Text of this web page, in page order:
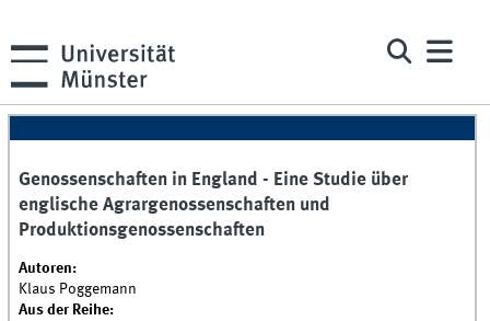
Genossenschaften in England - Eine Studie über
englische Agrargenossenschaften und
Produktionsgenossenschaften
Autoren:
Klaus Poggemann
Aus der Reihe: